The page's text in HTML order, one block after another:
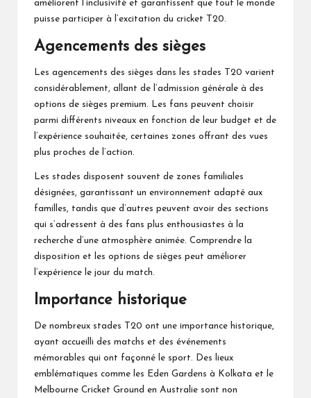
améliorent l’inclusivité et garantissent que tout le monde
puisse participer à l’excitation du cricket T20.
Agencements des sièges
Les agencements des sièges dans les stades T20 varient
considérablement, allant de l’admission générale à des
options de sièges premium. Les fans peuvent choisir
parmi différents niveaux en fonction de leur budget et de
l’expérience souhaitée, certaines zones offrant des vues
plus proches de l’action.
Les stades disposent souvent de zones familiales
désignées, garantissant un environnement adapté aux
familles, tandis que d’autres peuvent avoir des sections
qui s’adressent à des fans plus enthousiastes à la
recherche d’une atmosphère animée. Comprendre la
disposition et les options de sièges peut améliorer
l’expérience le jour du match.
Importance historique
De nombreux stades T20 ont une importance historique,
ayant accueilli des matchs et des événements
mémorables qui ont façonné le sport. Des
lieux
emblématiques comme les Eden Gardens à Kolkata et le
Melbourne Cricket Ground en Australie sont non